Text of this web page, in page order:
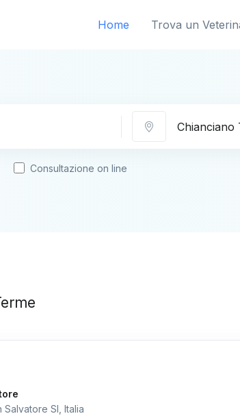
Home Trova un
Consultazione on line
SI, Italia